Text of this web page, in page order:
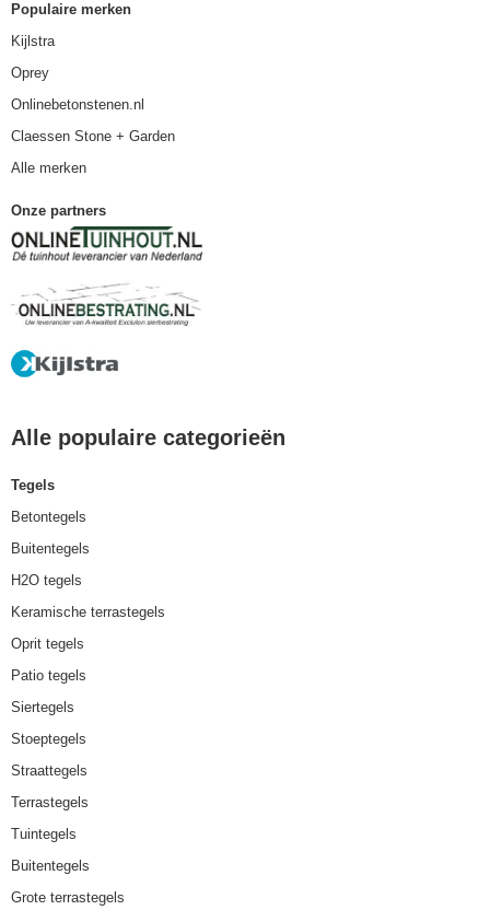
Populaire merken
Kijlstra
Oprey
Onlinebetonstenen.nl
Claessen Stone + Garden
Alle merken
Onze partners
Alle populaire categorieën
Tegels
Betontegels
Buitentegels
H2O tegels
Keramische terrastegels
Oprit tegels
Patio tegels
Siertegels
Stoeptegels
Straattegels
Terrastegels
Tuintegels
Buitentegels
Grote terrastegels